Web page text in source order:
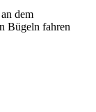
dem
Bügeln fahren